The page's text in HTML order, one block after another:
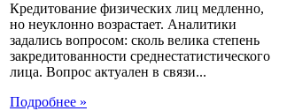
Кредитование физических лиц медленно,
но неуклонно возрастает. Аналитики
задались вопросом: сколь велика степень
закредитованности среднестатистического
лица. Вопрос актуален в связи...
Подробнее »